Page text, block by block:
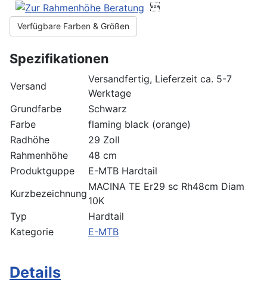

Verfügbare Farben & Größen
Spezifikationen
Versand
Versandfertig, Lieferzeit ca. 5-7
Werktage
Grundfarbe
Schwarz
Farbe
flaming black (orange)
Radhöhe
29 Zoll
Rahmenhöhe
48 cm
Produktguppe
E-MTB Hardtail
Kurzbezeichnung
MACINA TE Er29 sc Rh48cm Diam
10K
Typ
Hardtail
Kategorie
E-MTB
Details